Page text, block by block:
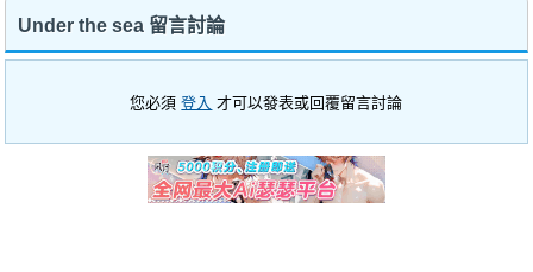
Under the sea 留言討論
您必須登入 才可以發表或回覆留言討論